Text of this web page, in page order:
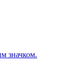
значком.